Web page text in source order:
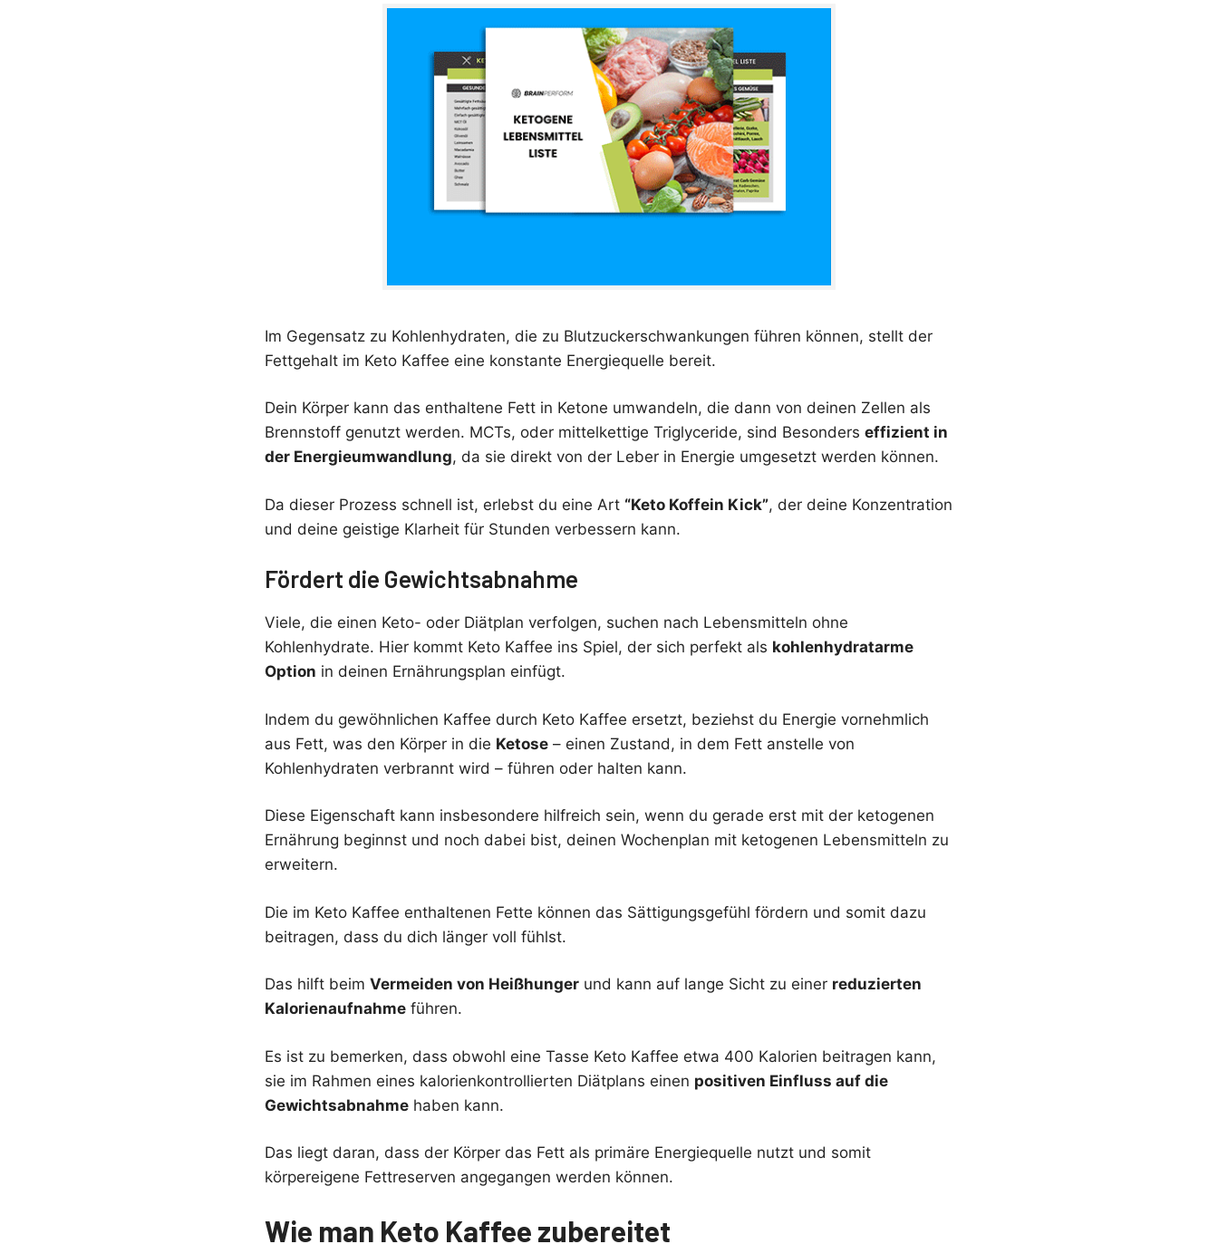
Im Gegensatz zu Kohlenhydraten, die zu Blutzuckerschwankungen führen können, stellt der
Fettgehalt im Keto Kaffee eine konstante Energiequelle bereit.
Dein Körper kann das enthaltene Fett in Ketone umwandeln, die dann von deinen Zellen als
Brennstoff genutzt werden. MCTs, oder mittelkettige Triglyceride, sind Besonders effizient in
der Energieumwandlung, da sie direkt von der Leber in Energie umgesetzt werden können.
Da dieser Prozess schnell ist, erlebst du eine Art “Keto Koffein Kick”, der deine Konzentration
und deine geistige Klarheit für Stunden verbessern kann.
Fördert die Gewichtsabnahme
Viele, die einen Keto- oder Diätplan verfolgen, suchen nach Lebensmitteln ohne
Kohlenhydrate. Hier kommt Keto Kaffee ins Spiel, der sich perfekt als kohlenhydratarme
Option in deinen Ernährungsplan einfügt.
Indem du gewöhnlichen Kaffee durch Keto Kaffee ersetzt, beziehst du Energie vornehmlich
aus Fett, was den Körper in die Ketose – einen Zustand, in dem Fett anstelle von
Kohlenhydraten verbrannt wird – führen oder halten kann.
Diese Eigenschaft kann insbesondere hilfreich sein, wenn du gerade erst mit der ketogenen
Ernährung beginnst und noch dabei bist, deinen Wochenplan mit ketogenen Lebensmitteln zu
erweitern.
Die im Keto Kaffee enthaltenen Fette können das Sättigungsgefühl fördern und somit dazu
beitragen, dass du dich länger voll fühlst.
Das hilft beim Vermeiden von Heißhunger und kann auf lange Sicht zu einer reduzierten
Kalorienaufnahme führen.
Es ist zu bemerken, dass obwohl eine Tasse Keto Kaffee etwa 400 Kalorien beitragen kann,
sie im Rahmen eines kalorienkontrollierten Diätplans einen positiven Einfluss auf die
Gewichtsabnahme haben kann.
Das liegt daran, dass der Körper das Fett als primäre Energiequelle nutzt und somit
körpereigene Fettreserven angegangen werden können.
Wie man Keto Kaffee zubereitet